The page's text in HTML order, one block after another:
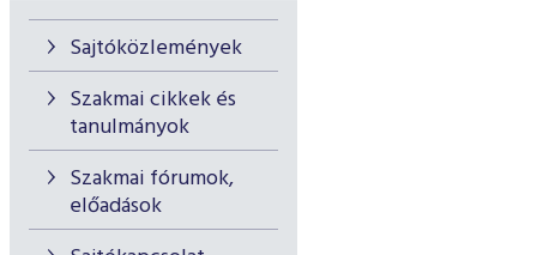
Sajtóközlemények
Szakmai cikkek és
tanulmányok
Szakmai fórumok,
előadások